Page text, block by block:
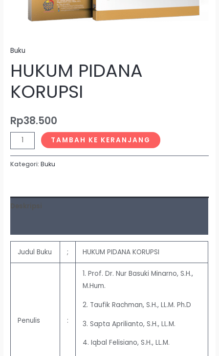
Buku
HUKUM PIDANA
KORUPSI
Rp38.500
TAMBAH KE KERANJANG
Kategori:Buku
Deskripsi
Judul Buku ; HUKUM PIDANA KORUPSI
Penulis :
1. Prof. Dr. Nur Basuki Minarno, S.H.,
M.Hum.
2. Taufik Rachman, S.H., LL.M. Ph.D
3. Sapta Aprilianto, S.H., LL.M.
4. Iqbal Felisiano, S.H., LL.M.